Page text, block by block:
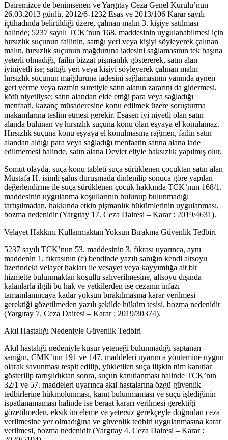
Dairemizce de benimsenen ve Yargıtay Ceza Genel Kurulu’nun
26.03.2013 günlü, 2012/6-1232 Esas ve 2013/106 Karar sayılı
içtihadında belirtildiği üzere, çalınan malın 3. kişiye satılması
halinde; 5237 sayılı TCK’nun 168. maddesinin uygulanabilmesi için
hırsızlık suçunun failinin, sattığı yeri veya kişiyi söyleyerek çalınan
malın, hırsızlık suçunun mağduruna iadesini sağlamasının tek başına
yeterli olmadığı, failin bizzat pişmanlık göstererek, satın alan
iyiniyetli ise; sattığı yeri veya kişiyi söyleyerek çalınan malın
hırsızlık suçunun mağduruna iadesini sağlamasının yanında aynen
geri verme veya tazmin suretiyle satın alanın zararını da gidermesi,
kötü niyetliyse; satın alandan elde ettiği para veya sağladığı
menfaati, kazanç müsaderesine konu edilmek üzere soruşturma
makamlarına teslim etmesi gerekir. Esasen iyi niyetli olan satın
alanda bulunan ve hırsızlık suçuna konu olan eşyaya el konulamaz.
Hırsızlık suçuna konu eşyaya el konulmasına rağmen, failin satın
alandan aldığı para veya sağladığı menfaatin satına alana iade
edilmemesi halinde, satın alana Devlet eliyle haksızlık yapılmış olur.
Somut olayda, suça konu tableti suça sürüklenen çocuktan satın alan
Mustafa H. isimli şahıs duruşmada dinlenilip sonuca göre yapılan
değerlendirme ile suça sürüklenen çocuk hakkında TCK’nun 168/1.
maddesinin uygulanma koşullarının bulunup bulunmadığı
tartışılmadan, hakkında etkin pişmanlık hükümlerinin uygulanması,
bozma nedenidir (Yargıtay 17. Ceza Dairesi – Karar : 2019/4631).
Velayet Hakkını Kullanmaktan Yoksun Bırakma Güvenlik Tedbiri
5237 sayılı TCK’nun 53. maddesinin 3. fıkrası uyarınca, aynı
maddenin 1. fıkrasının (c) bendinde yazılı sanığın kendi altsoyu
üzerindeki velayet hakları ile vesayet veya kayyımlığa ait bir
hizmette bulunmaktan koşullu salıverilmesine, altsoyu dışında
kalanlarla ilgili bu hak ve yetkilerden ise cezanın infazı
tamamlanıncaya kadar yoksun bırakılmasına karar verilmesi
gerektiği gözetilmeden yazılı şekilde hüküm tesisi, bozma nedenidir
(Yargıtay 7. Ceza Dairesi – Karar : 2019/30374).
Akıl Hastalığı Nedeniyle Güvenlik Tedbiri
Akıl hastalığı nedeniyle kusur yeteneği bulunmadığı saptanan
sanığın, CMK’nın 191 ve 147. maddeleri uyarınca yöntemine uygun
olarak savunması tespit edilip, yükletilen suça ilişkin tüm kanıtlar
gösterilip tartışıldıktan sonra, suçun kanıtlanması halinde TCK’nın
32/1 ve 57. maddeleri uyarınca akıl hastalarına özgü güvenlik
tedbirlerine hükmolunması, kanıt bulunmaması ve suçu işlediğinin
ispatlanamaması halinde ise beraat kararı verilmesi gerektiği
gözetilmeden, eksik inceleme ve yetersiz gerekçeyle doğrudan ceza
verilmesine yer olmadığına ve güvenlik tedbiri uygulanmasına karar
verilmesi, bozma nedenidir (Yargıtay 4. Ceza Dairesi – Karar :